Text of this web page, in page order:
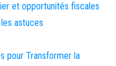
et opportunités fiscales
astuces
pour Transformer la